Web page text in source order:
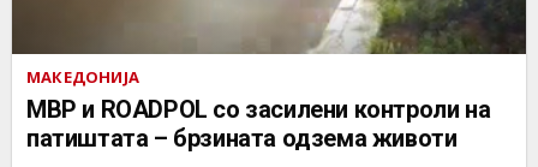
МАКЕДОНИЈА
МВР и ROADPOL со засилени контроли на
патиштата – брзината одзема животи